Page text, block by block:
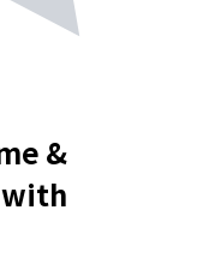
&
with